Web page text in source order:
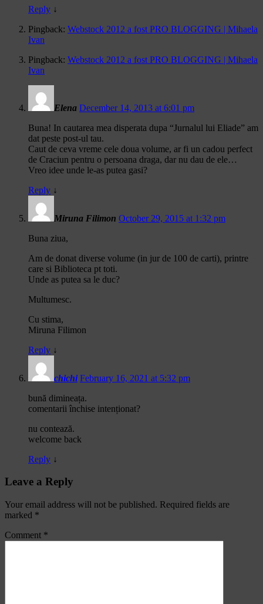
Reply ↓
Pingback: Webstock 2012 a fost PRO BLOGGING | Mihaela
Ivan
Pingback: Webstock 2012 a fost PRO BLOGGING | Mihaela
Ivan
Elena December 14, 2013 at 6:01 pm
Buna! In cautarea mea disperata dupa “Jurnalul lui Eliade” am
dat peste post-ul tau.
Caut de ceva vreme cele doua volume, ar fi un cadou perfect
de Craciun pentru o persoana draga, dar nu dau de ele…
Vreo idee unde le-as putea gasi?
Reply ↓
Miruna Filimon October 29, 2015 at 1:32 pm
Buna ziua,
Am de donat diverse volume (in jur de 100 de carti), printre
care si Biblioteca pt toti.
Unde as putea sa le duc?
Multumesc.
Cu stima,
Miruna Filimon
Reply ↓
chichi February 16, 2021 at 5:32 pm
bună dimineața.
comentarii închise intenționat?
nu contează.
welcome back
Reply ↓
Leave a Reply
Your email address will not be published. Required fields are
marked *
Comment *